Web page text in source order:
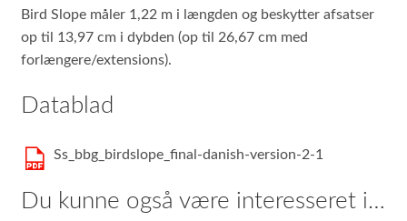
Bird Slope måler 1,22 m i længden og beskytter afsatser
op til 13,97 cm i dybden (op til 26,67 cm med
forlængere/extensions).
Datablad
Ss_bbg_birdslope_final-danish-version-2-1
Du kunne også være interesseret i…